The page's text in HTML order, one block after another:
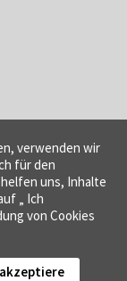
verwenden wir
für den
uns, Inhalte
„ Ich
von Cookies